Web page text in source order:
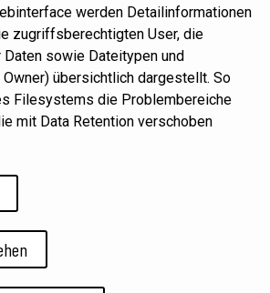
werden Detailinformationen
zugriffsberechtigten User, die
sowie Dateitypen und
übersichtlich dargestellt. So
Filesystems die Problembereiche
mit Data Retention verschoben